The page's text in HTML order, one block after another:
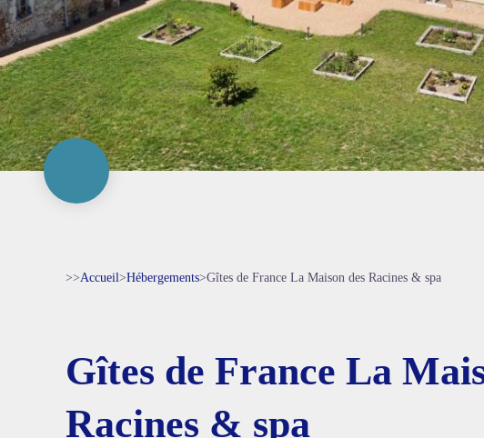
>>Accueil>Hébergements>Gîtes de France La Maison des Racines & spa
Gîtes de France La
Racines & spa